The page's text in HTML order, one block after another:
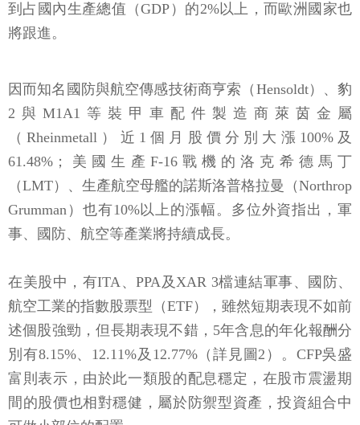
到占國內生產總值（GDP）的2%以上，而歐洲國家也
將跟進。
因而知名國防與航空傳感技術商亨索（Hensoldt）、豹
2與M1A1等裝甲車配件製造商萊茵金屬
（Rheinmetall）近1個月股價分別大漲100%及
61.48%；美國生產F-16戰機的洛克希德馬丁
（LMT）、生產航空母艦的諾斯洛普格拉曼（Northrop
Grumman）也有10%以上的漲幅。多位外資指出，軍
事、國防、航空等產業將持續成長。
在美股中，有ITA、PPA及XAR 3檔連結軍事、國防、
航空工業的指數股票型（ETF），雖然短期表現不如前
述個股強勁，但長期表現不錯，5年含息的年化報酬分
別有8.15%、12.11%及12.77%（詳見圖2）。CFP吳盛
富則表示，由於此一類股的配息穩定，在股市震盪期
間的股價也相對穩健，屬於防禦型資產，投資組合中